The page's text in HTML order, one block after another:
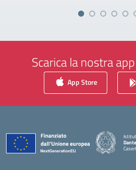
Scarica la nostra
App Store